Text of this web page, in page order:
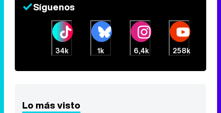
Síguenos
34k 1k 6,4k 258k
Lo más visto